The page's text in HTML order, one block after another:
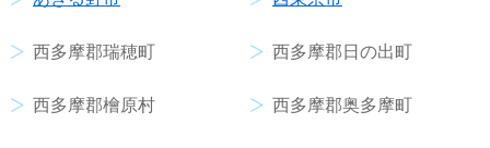
西多摩郡瑞穂町 西多摩郡日の出町
西多摩郡檜原村 西多摩郡奥多摩町